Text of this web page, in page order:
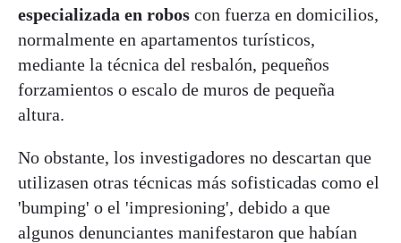
especializada en robos con fuerza en domicilios,
normalmente en apartamentos turísticos,
mediante la técnica del resbalón, pequeños
forzamientos o escalo de muros de pequeña
altura.
No obstante, los investigadores no descartan que
utilizasen otras técnicas más sofisticadas como el
'bumping' o el 'impresioning', debido a que
algunos denunciantes manifestaron que habían